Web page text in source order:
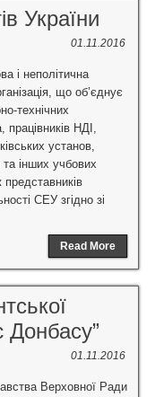
України
01.11.2016
і неполітична
що об’єднує
технічних
працівників НДІ,
установ,
та інших учбових
СЕУ згідно зі
Read More
01.11.2016
Верховної Ради